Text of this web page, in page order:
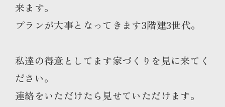
来ます。
プランが大事となってきます3階建3世代。
私達の得意としてます家づくりを見に来てく
ださい。
連絡をいただけたら見せていただけます。